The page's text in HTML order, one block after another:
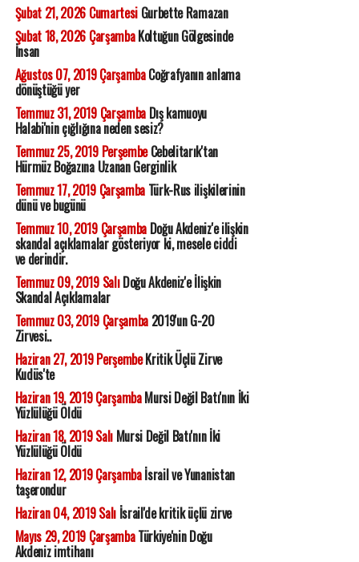
Şubat 21, 2026 CumartesiGurbette Ramazan
Şubat 18, 2026 ÇarşambaKoltuğun Gölgesinde
İnsan
Ağustos 07, 2019 ÇarşambaCoğrafyanın anlama
dönüştüğü yer
Temmuz 31, 2019 ÇarşambaDış kamuoyu
Halabi'nin çığlığına neden sesiz?
Temmuz 25, 2019 PerşembeCebelitarık'tan
Hürmüz Boğazına Uzanan Gerginlik
Temmuz 17, 2019 ÇarşambaTürk-Rus ilişkilerinin
dünü ve bugünü
Temmuz 10, 2019 ÇarşambaDoğu Akdeniz'e ilişkin
skandal açıklamalar gösteriyor ki, mesele ciddi
ve derindir.
Temmuz 09, 2019 SalıDoğu Akdeniz'e İlişkin
Skandal Açıklamalar
Temmuz 03, 2019 Çarşamba2019'un G-20
Zirvesi..
Haziran 27, 2019 PerşembeKritik Üçlü Zirve
Kudüs'te
Haziran 19, 2019 ÇarşambaMursi Değil Batı'nın İki
Yüzlülüğü Öldü
Haziran 18, 2019 SalıMursi Değil Batı'nın İki
Yüzlülüğü Öldü
Haziran 12, 2019 Çarşambaİsrail ve Yunanistan
taşerondur
Haziran 04, 2019 Salıİsrail'de kritik üçlü zirve
Mayıs 29, 2019 ÇarşambaTürkiye'nin Doğu
Akdeniz imtihanı